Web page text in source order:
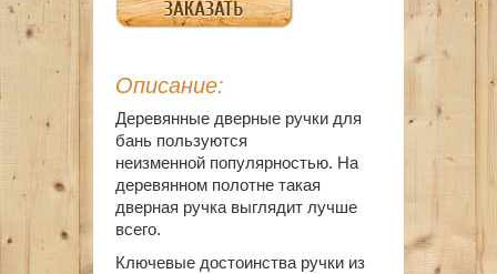
Описание:
Деревянные дверные ручки для
бань пользуются
неизменной популярностью. На
деревянном полотне такая
дверная ручка выглядит лучше
всего.
Ключевые достоинства ручки из